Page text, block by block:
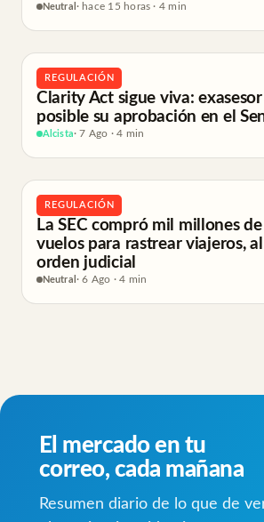
Neutral · hace 15 horas · 4 min
REGULACIÓN
Clarity Act sigue viva: exasesor
posible su aprobación en el
Alcista· 7 Ago · 4 min
REGULACIÓN
La SEC compró mil millones
vuelos para rastrear viajeros,
orden judicial
Neutral · 6 Ago · 4 min
El mercado en tu
correo, cada mañana
Resumen diario de lo que de